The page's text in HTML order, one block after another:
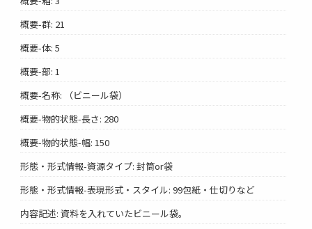
概要-群: 21
概要-体: 5
概要-部: 1
概要-名称: （ビニール袋）
概要-物的状態-長さ: 280
概要-物的状態-幅: 150
形態・形式情報-資源タイプ: 封筒or袋
形態・形式情報-表現形式・スタイル: 99包紙・仕切りなど
内容記述: 資料を入れていたビニール袋。